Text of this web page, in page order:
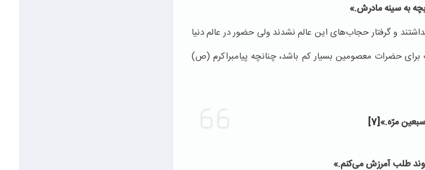
به سینه مادرش.»
و گرفتار حجاب‌های این عالم نشدند ولی حضور در عالم دنیا
حضرات معصومین بسیار کم باشد، چنانچه پیامبراکرم (ص)
مرّه.»[7]
طلب آمرزش می‌کنم.»